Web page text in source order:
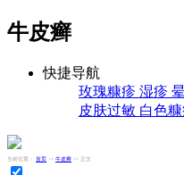
牛皮癣
快捷导航
玫瑰糠疹 湿疹
皮肤过敏 白色
当前位置： 首页 >> 牛皮癣 >> 正文